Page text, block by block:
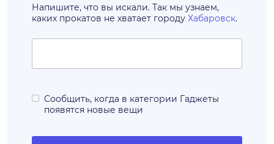
Напишите, что вы искали. Так мы узнаем,
каких прокатов не хватает городу Хабаровск.
Сообщить, когда в категории Гаджеты
появятся новые вещи